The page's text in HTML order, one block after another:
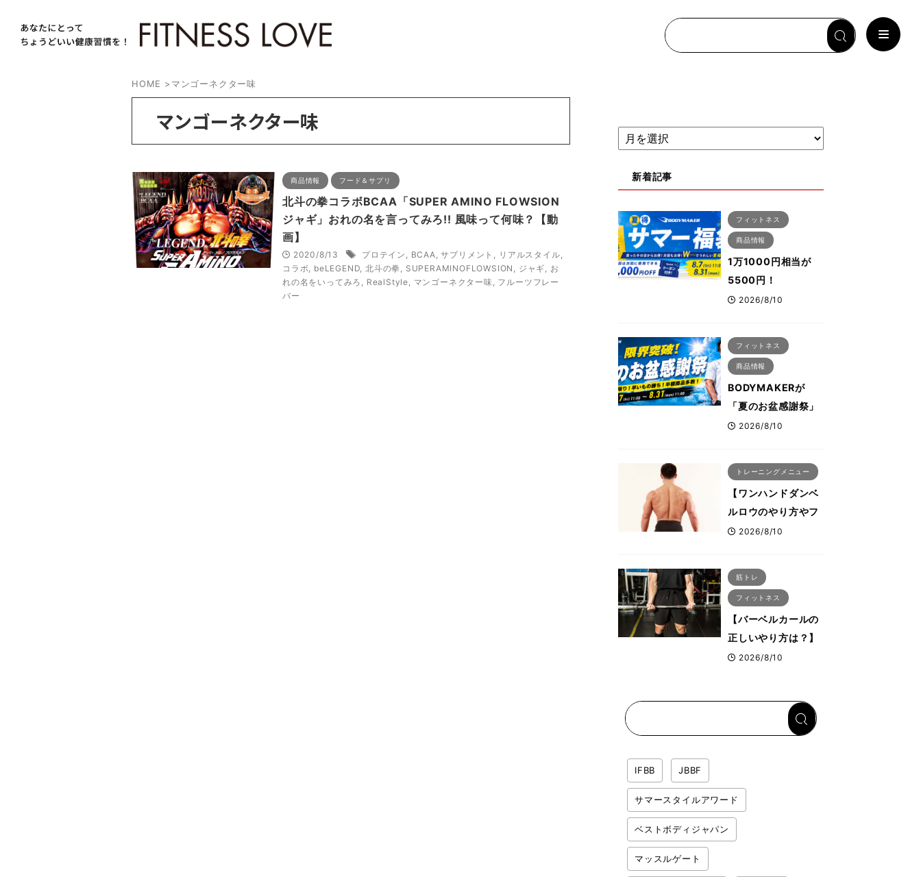
HOME >マンゴーネクター味
マンゴーネクター味
商品情報 フード＆サプリ
北斗の拳コラボBCAA「SUPER AMINO FLOWSION
ジャギ」おれの名を言ってみろ!! 風味って何味？【動
画】
2020/8/13 プロテイン , BCAA,サプリメント , リアルスタイル,
コラボ, beLEGEND,北斗の拳 , SUPERAMINOFLOWSION , ジャギ, お
れの名をいってみろ , RealStyle, マンゴーネクター味, フルーツフレー
バー
新着記事
フィットネス
商品情報
1万1000円相当が
5500円！
BODYMAKER「夏
数量限定販売 次回
使える1000円OFF
クーポンも
2026/8/10
フィットネス
商品情報
BODYMAKERが
「夏のお盆感謝祭」
開催 人気ウェアが
ールポンチョは半額
の990円に
2026/8/10
トレーニングメニュー
【ワンハンドダンベ
ルロウのやり方やフ
ォームは？】自宅で
くる方法をボディビ
ル世界王者・鈴木雅
選手が解説
2026/8/10
筋トレ
フィットネス
【バーベルカールの
正しいやり方は？】
下半身から身体を安
2026/8/10
IFBB JBBF
サマースタイルアワード
ベストボディジャパン
マッスルゲート